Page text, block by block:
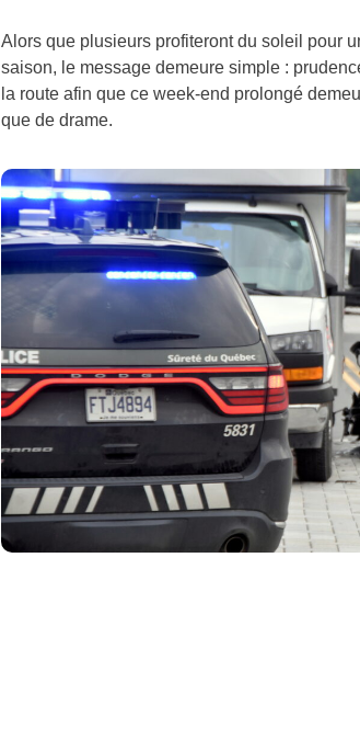
Alors que plusieurs profiteront du soleil pour
saison, le message demeure simple :
la route afin que ce week-end prolongé
que de drame.